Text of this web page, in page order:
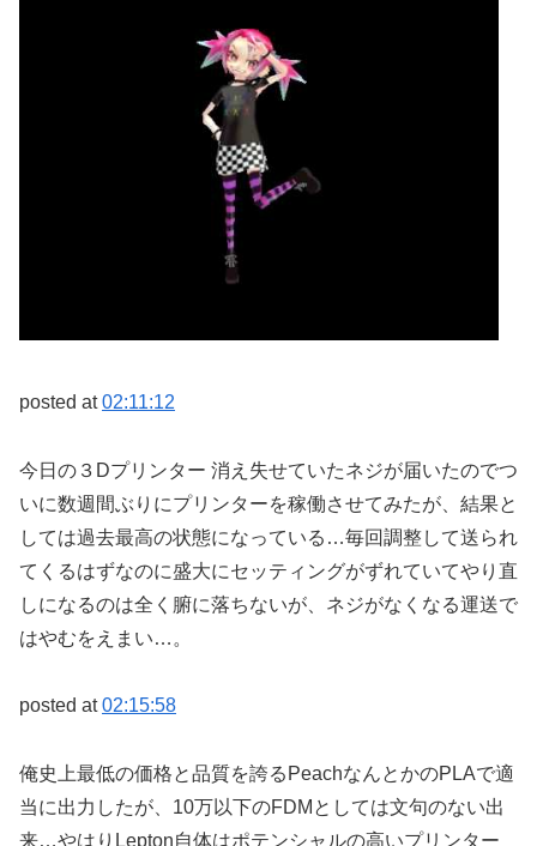
posted at02:11:12
今日の３Dプリンター 消え失せていたネジが届いたのでつ
いに数週間ぶりにプリンターを稼働させてみたが、結果と
しては過去最高の状態になっている…毎回調整して送られ
てくるはずなのに盛大にセッティングがずれていてやり直
しになるのは全く腑に落ちないが、ネジがなくなる運送で
はやむをえまい…。
posted at02:15:58
俺史上最低の価格と品質を誇るPeachなんとかのPLAで適
当に出力したが、10万以下のFDMとしては文句のない出
来…やはりLepton自体はポテンシャルの高いプリンター